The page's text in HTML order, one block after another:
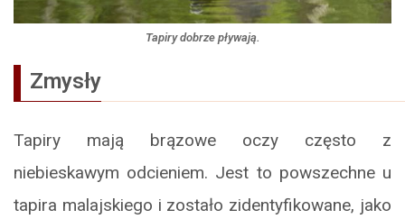
Tapiry dobrze pływają.
Zmysły
Tapiry mają brązowe oczy często z
niebieskawym odcieniem. Jest to powszechne u
tapira malajskiego i zostało zidentyfikowane, jako